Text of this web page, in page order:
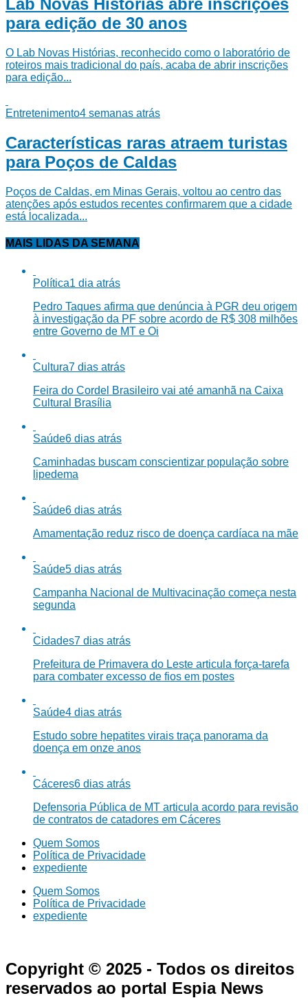
Lab Novas Histórias abre inscrições
para edição de 30 anos
O Lab Novas Histórias, reconhecido como o laboratório de
roteiros mais tradicional do país, acaba de abrir inscrições
para edição...
Entretenimento4 semanas atrás
Características raras atraem turistas
para Poços de Caldas
Poços de Caldas, em Minas Gerais, voltou ao centro das
atenções após estudos recentes confirmarem que a cidade
está localizada...
MAIS LIDAS DA SEMANA
Política1 dia atrás
Pedro Taques afirma que denúncia à PGR deu origem
à investigação da PF sobre acordo de R$ 308 milhões
entre Governo de MT e Oi
Cultura7 dias atrás
Feira do Cordel Brasileiro vai até amanhã na Caixa
Cultural Brasília
Saúde6 dias atrás
Caminhadas buscam conscientizar população sobre
lipedema
Saúde6 dias atrás
Amamentação reduz risco de doença cardíaca na mãe
Saúde5 dias atrás
Campanha Nacional de Multivacinação começa nesta
segunda
Cidades7 dias atrás
Prefeitura de Primavera do Leste articula força-tarefa
para combater excesso de fios em postes
Saúde4 dias atrás
Estudo sobre hepatites virais traça panorama da
doença em onze anos
Cáceres6 dias atrás
Defensoria Pública de MT articula acordo para revisão
de contratos de catadores em Cáceres
Quem Somos
Política de Privacidade
expediente
Quem Somos
Política de Privacidade
expediente
Copyright © 2025 - Todos os direitos
reservados ao portal Espia News